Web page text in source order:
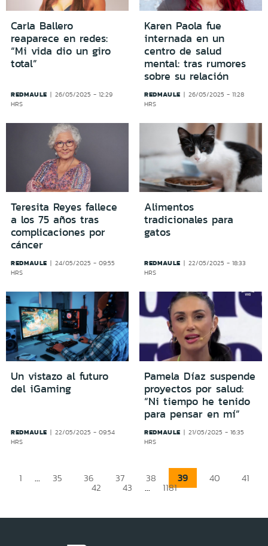
Carla Ballero
reaparece en redes:
“Mi vida dio un giro
total”
REDMAULE
26/05/2025 - 12:29
HRS
Karen Paola fue
internada en un
centro de salud
mental: tras rumores
sobre su relación
REDMAULE
26/05/2025 - 11:28
HRS
Teresita Reyes fallece
a los 75 años tras
complicaciones por
cáncer
REDMAULE
24/05/2025 - 09:55
HRS
Alimentos
tradicionales para
gatos
REDMAULE
22/05/2025 - 18:33
HRS
Un vistazo al futuro
del iGaming
REDMAULE
22/05/2025 - 09:54
HRS
Pamela Díaz suspende
proyectos por salud:
“Ni tiempo he tenido
para pensar en mí”
REDMAULE
21/05/2025 - 16:35
HRS
1 ... 35 36 37 38 39 40 41
42 43 ... 1181